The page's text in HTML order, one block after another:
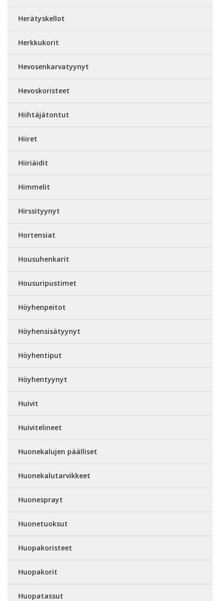
Herätyskellot
Herkkukorit
Hevosenkarvatyynyt
Hevoskoristeet
Hiihtäjätontut
Hiiret
Hiiriäidit
Himmelit
Hirssityynyt
Hortensiat
Housuhenkarit
Housuripustimet
Höyhenpeitot
Höyhensisätyynyt
Höyhentiput
Höyhentyynyt
Huivit
Huivitelineet
Huonekalujen päälliset
Huonekalutarvikkeet
Huonesprayt
Huonetuoksut
Huopakoristeet
Huopakorit
Huopatassut